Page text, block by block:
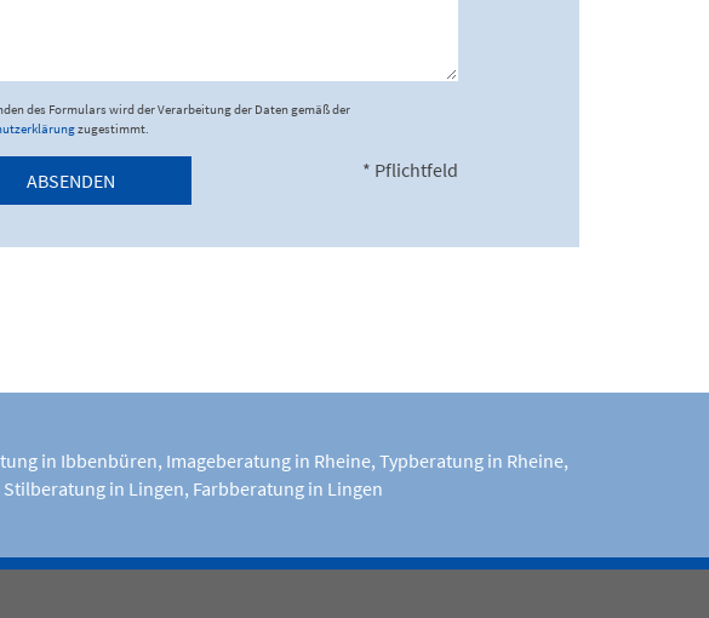
des Formulars wird der Verarbeitung der Daten gemäß der
zugestimmt.
ABSENDEN * Pflichtfeld
in Ibbenbüren, Imageberatung in Rheine, Typberatung in Rheine,
Stilberatung in Lingen, Farbberatung in Lingen